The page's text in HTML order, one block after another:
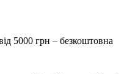
5000 грн – безкоштовна